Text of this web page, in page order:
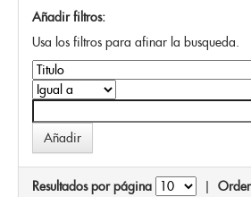
Añadir filtros:
Usa los filtros para afinar la busqueda.
Resultados por página |